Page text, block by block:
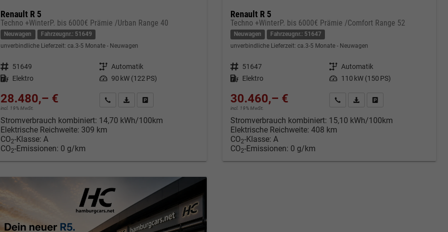
Renault R 5
Techno +WinterP. bis 6000€ Prämie /Urban Range 40
Neuwagen
Fahrzeugnr.: 51649
unverbindliche Lieferzeit: ca.3-5 Monate Neuwagen
Fahrzeugnr. 51649 Getriebe Automatik
Kraftstoff Elektro Leistung 90 kW (122 PS)
28.480,– €
incl. 19% MwSt.
Kontakt & Angebot anfordern
PDF-Datei, Fahrzeugexposé drucken
Fahrzeug merken/Expose drucken
Stromverbrauch kombiniert: 14,70 kWh/100km
Elektrische Reichweite: 309 km
CO2-Klasse: A
CO2-Emissionen: 0 g/km
Renault R 5
Techno +WinterP. bis 6000€ Prämie /Comfort Range 52
Neuwagen
Fahrzeugnr.: 51647
unverbindliche Lieferzeit: ca.3-5 Monate Neuwagen
Fahrzeugnr. 51647 Getriebe Automatik
Kraftstoff Elektro Leistung 110 kW (150 PS)
30.460,– €
incl. 19% MwSt.
Kontakt & Angebot anfordern
PDF-Datei, Fahrzeugexposé
Fahrzeug merken/Expose
Stromverbrauch kombiniert: 15,10 kWh/100km
Elektrische Reichweite: 408 km
CO2-Klasse: A
CO2-Emissionen: 0 g/km